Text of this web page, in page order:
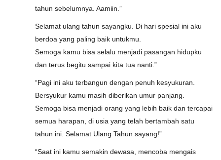
tahun sebelumnya. Aamiin.”
Selamat ulang tahun sayangku. Di hari spesial ini aku
berdoa yang paling baik untukmu.
Semoga kamu bisa selalu menjadi pasangan hidupku
dan terus begitu sampai kita tua nanti.”
“Pagi ini aku terbangun dengan penuh kesyukuran.
Bersyukur kamu masih diberikan umur panjang.
Semoga bisa menjadi orang yang lebih baik dan tercapai
semua harapan, di usia yang telah bertambah satu
tahun ini. Selamat Ulang Tahun sayang!”
“Saat ini kamu semakin dewasa, mencoba mengais